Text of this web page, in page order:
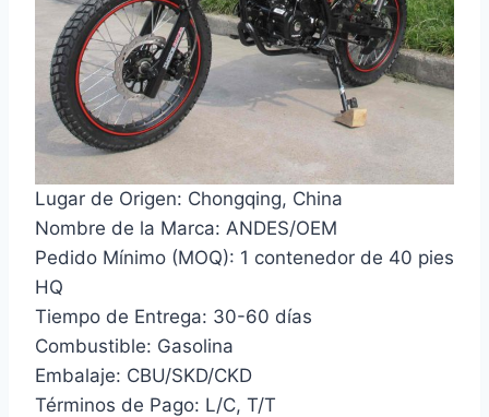
Lugar de Origen: Chongqing, China
Nombre de la Marca: ANDES/OEM
Pedido Mínimo (MOQ): 1 contenedor de 40 pies
HQ
Tiempo de Entrega: 30-60 días
Combustible: Gasolina
Embalaje: CBU/SKD/CKD
Términos de Pago: L/C, T/T